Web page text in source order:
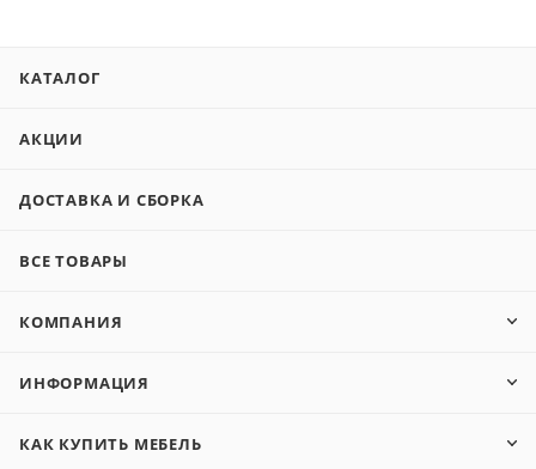
КАТАЛОГ
АКЦИИ
ДОСТАВКА И СБОРКА
ВСЕ ТОВАРЫ
КОМПАНИЯ
ИНФОРМАЦИЯ
КАК КУПИТЬ МЕБЕЛЬ